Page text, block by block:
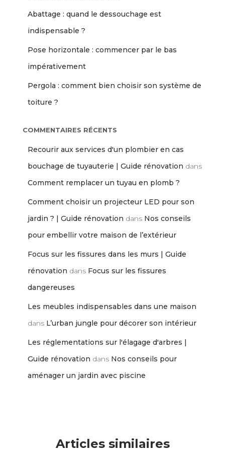
Abattage : quand le dessouchage est
indispensable ?
Pose horizontale : commencer par le bas
impérativement
Pergola : comment bien choisir son système de
toiture ?
COMMENTAIRES RÉCENTS
Recourir aux services d'un plombier en cas
bouchage de tuyauterie | Guide rénovation dans
Comment remplacer un tuyau en plomb ?
Comment choisir un projecteur LED pour son
jardin ? | Guide rénovation dans Nos conseils
pour embellir votre maison de l’extérieur
Focus sur les fissures dans les murs | Guide
rénovation dans Focus sur les fissures
dangereuses
Les meubles indispensables dans une maison
dans L’urban jungle pour décorer son intérieur
Les réglementations sur l'élagage d'arbres |
Guide rénovation dans Nos conseils pour
aménager un jardin avec piscine
Articles similaires